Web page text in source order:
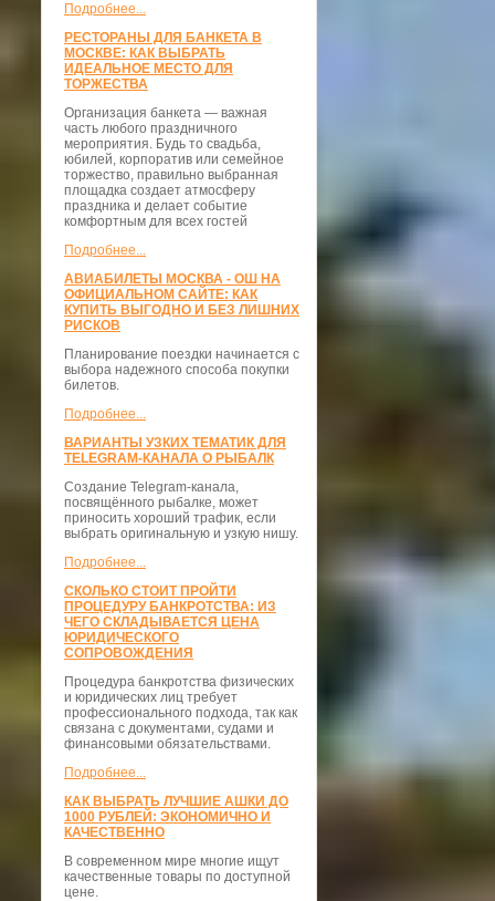
Подробнее...
РЕСТОРАНЫ ДЛЯ БАНКЕТА В
МОСКВЕ: КАК ВЫБРАТЬ
ИДЕАЛЬНОЕ МЕСТО ДЛЯ
ТОРЖЕСТВА
Организация банкета — важная
часть любого праздничного
мероприятия. Будь то свадьба,
юбилей, корпоратив или семейное
торжество, правильно выбранная
площадка создает атмосферу
праздника и делает событие
комфортным для всех гостей
Подробнее...
АВИАБИЛЕТЫ МОСКВА - ОШ НА
ОФИЦИАЛЬНОМ САЙТЕ: КАК
КУПИТЬ ВЫГОДНО И БЕЗ ЛИШНИХ
РИСКОВ
Планирование поездки начинается с
выбора надежного способа покупки
билетов.
Подробнее...
ВАРИАНТЫ УЗКИХ ТЕМАТИК ДЛЯ
TELEGRAM-КАНАЛА О РЫБАЛК
Создание Telegram-канала,
посвящённого рыбалке, может
приносить хороший трафик, если
выбрать оригинальную и узкую нишу.
Подробнее...
СКОЛЬКО СТОИТ ПРОЙТИ
ПРОЦЕДУРУ БАНКРОТСТВА: ИЗ
ЧЕГО СКЛАДЫВАЕТСЯ ЦЕНА
ЮРИДИЧЕСКОГО
СОПРОВОЖДЕНИЯ
Процедура банкротства физических
и юридических лиц требует
профессионального подхода, так как
связана с документами, судами и
финансовыми обязательствами.
Подробнее...
КАК ВЫБРАТЬ ЛУЧШИЕ АШКИ ДО
1000 РУБЛЕЙ: ЭКОНОМИЧНО И
КАЧЕСТВЕННО
В современном мире многие ищут
качественные товары по доступной
цене.